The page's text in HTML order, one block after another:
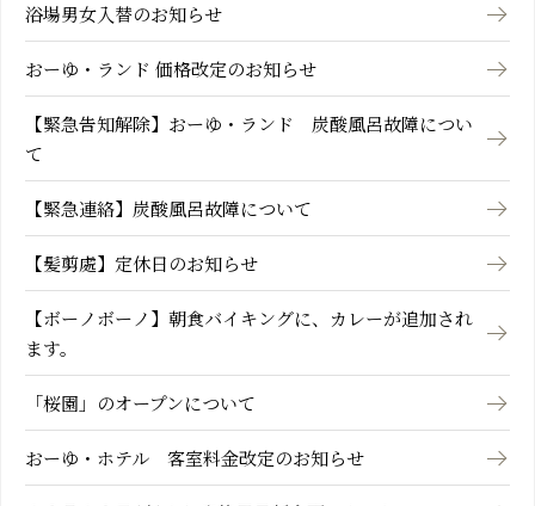
浴場男女入替のお知らせ
おーゆ・ランド 価格改定のお知らせ
【緊急告知解除】おーゆ・ランド 炭酸風呂故障につい
て
【緊急連絡】炭酸風呂故障について
【髪剪處】定休日のお知らせ
【ボーノボーノ】朝食バイキングに、カレーが追加され
ます。
「桜園」のオープンについて
おーゆ・ホテル 客室料金改定のお知らせ